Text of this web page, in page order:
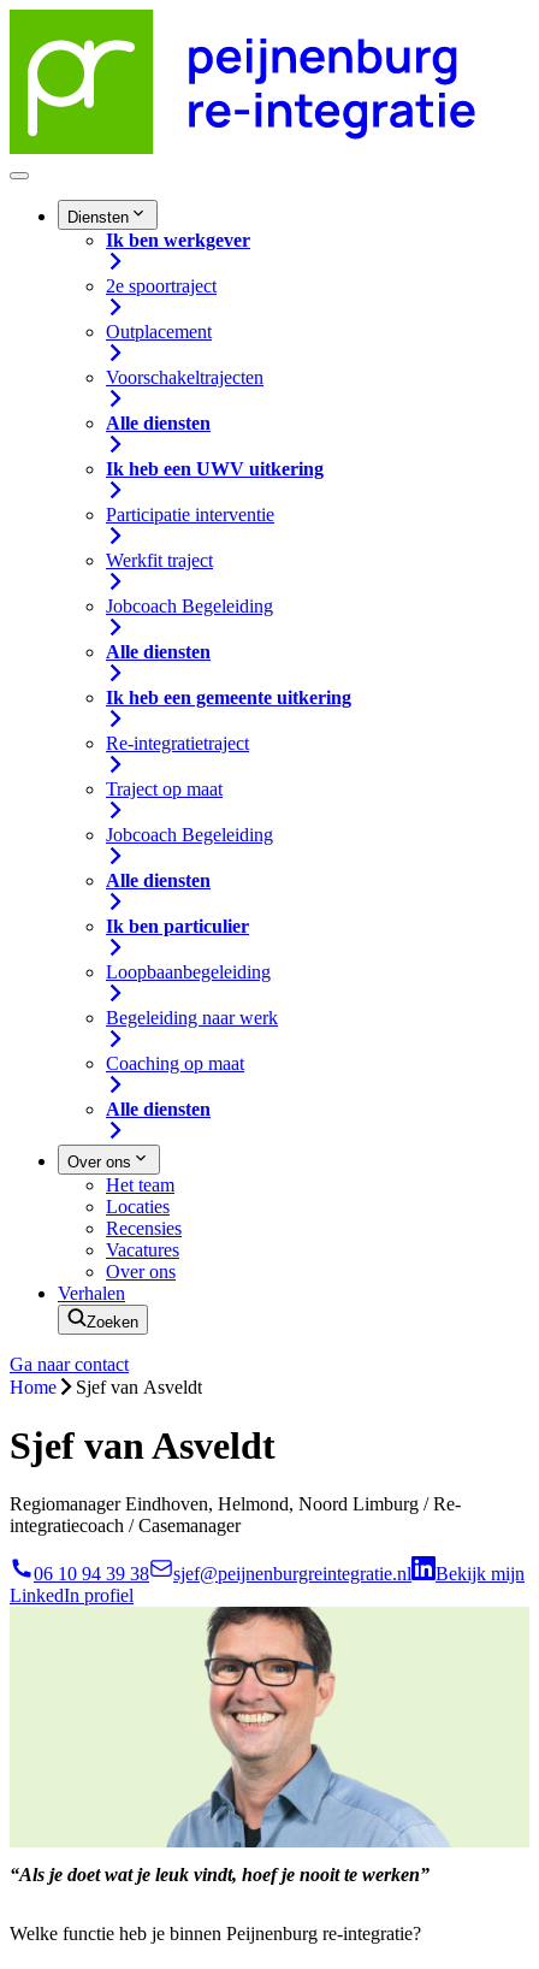
Diensten
Ik ben werkgever
2e spoortraject
Outplacement
Voorschakeltrajecten
Alle diensten
Ik heb een UWV uitkering
Participatie interventie
Werkfit traject
Jobcoach Begeleiding
Alle diensten
Ik heb een gemeente uitkering
Re-integratietraject
Traject op maat
Jobcoach Begeleiding
Alle diensten
Ik ben particulier
Loopbaanbegeleiding
Begeleiding naar werk
Coaching op maat
Alle diensten
Over ons
Het team
Locaties
Recensies
Vacatures
Over ons
Verhalen
Zoeken
Ga naar contact
Home
Sjef van Asveldt
Sjef van Asveldt
Regiomanager Eindhoven, Helmond, Noord Limburg / Re-
integratiecoach / Casemanager
06 10 94 39 38 sjef@peijnenburgreintegratie.nl
Bekijk mijn
LinkedIn profiel
“Als je doet wat je leuk vindt, hoef je nooit te werken”
Welke functie heb je binnen Peijnenburg re-integratie?